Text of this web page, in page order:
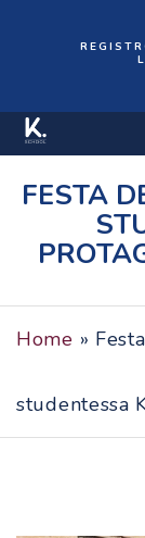
FESTA
Home »
studentessa